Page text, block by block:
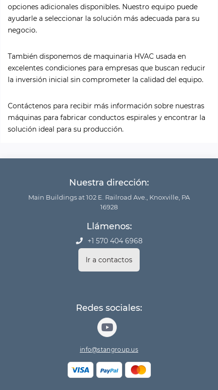
opciones adicionales disponibles. Nuestro equipo puede
ayudarle a seleccionar la solución más adecuada para su
negocio.
También disponemos de maquinaria HVAC usada en
excelentes condiciones para empresas que buscan reducir
la inversión inicial sin comprometer la calidad del equipo.
Contáctenos para recibir más información sobre nuestras
máquinas para fabricar conductos espirales y encontrar la
solución ideal para su producción.
Nuestra dirección:
Main Buildings at 102 E. Railroad Ave., Knoxville, PA
16928
Llámenos:
+1 570 404 6968
Ir a contactos
Redes sociales:
info@stangroup.us